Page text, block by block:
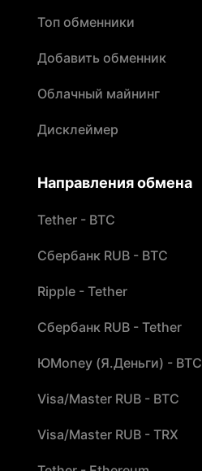
Топ обменники
Добавить обменник
Облачный майнинг
Дисклеймер
Направления обмена
Tether - BTC
Сбербанк RUB - BTC
Ripple - Tether
Сбербанк RUB - Tether
ЮMoney (Я.Деньги) - BTC
Visa/Master RUB - BTC
Visa/Master RUB - TRX